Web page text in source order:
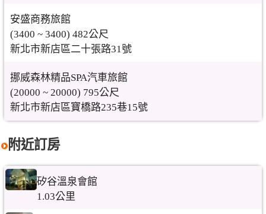
安盛商務旅館
(3400 ~ 3400) 482公尺
新北市新店區二十張路31號
挪威森林精品SPA汽車旅館
(20000 ~ 20000) 795公尺
新北市新店區寶橋路235巷15號
附近訂房
矽谷溫泉會館
1.03公里